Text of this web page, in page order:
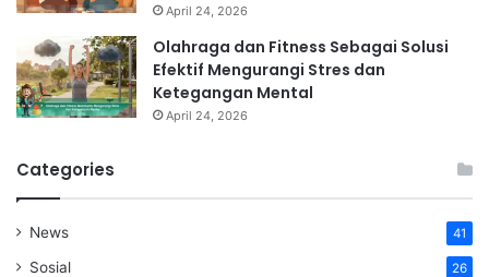
April 24, 2026
Olahraga dan Fitness Sebagai Solusi
Efektif Mengurangi Stres dan
Ketegangan Mental
April 24, 2026
Categories
News 41
Sosial 26